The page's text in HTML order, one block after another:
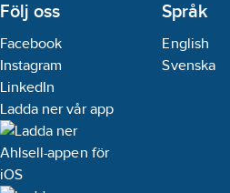
Följ oss
Facebook
Instagram
LinkedIn
Ladda ner vår app
Språk
English
Svenska